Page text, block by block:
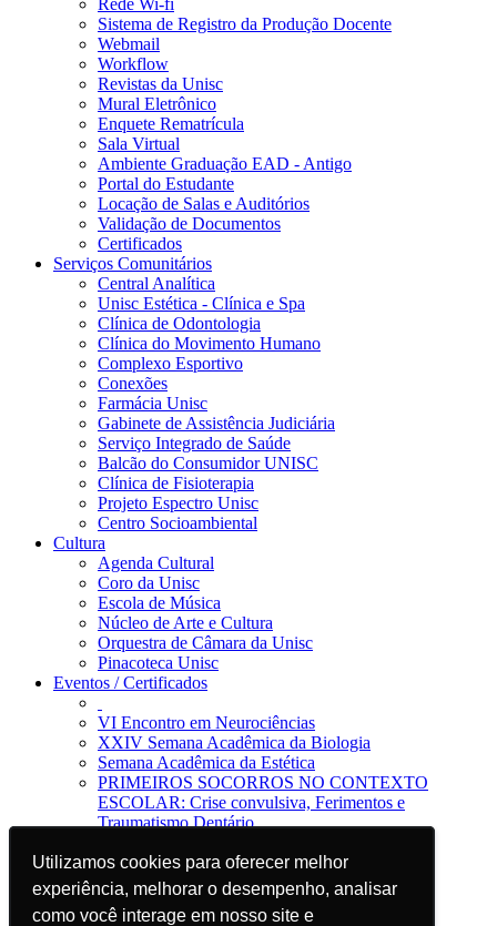
Utilizamos cookies para oferecer melhor
experiência, melhorar o desempenho, analisar
como você interage em nosso site e
Utilizamos cookies para oferecer melhor
experiência, melhorar o desempenho, analisar
como você interage em nosso site e
Rede Wi-fi
Sistema de Registro da Produção Docente
Webmail
Workflow
Revistas da Unisc
Mural Eletrônico
Enquete Rematrícula
Sala Virtual
Ambiente Graduação EAD - Antigo
Portal do Estudante
Locação de Salas e Auditórios
Validação de Documentos
Certificados
Serviços Comunitários
Central Analítica
Unisc Estética - Clínica e Spa
Clínica de Odontologia
Clínica do Movimento Humano
Complexo Esportivo
Conexões
Farmácia Unisc
Gabinete de Assistência Judiciária
Serviço Integrado de Saúde
Balcão do Consumidor UNISC
Clínica de Fisioterapia
Projeto Espectro Unisc
Centro Socioambiental
Cultura
Agenda Cultural
Coro da Unisc
Escola de Música
Núcleo de Arte e Cultura
Orquestra de Câmara da Unisc
Pinacoteca Unisc
Eventos / Certificados
VI Encontro em Neurociências
XXIV Semana Acadêmica da Biologia
Semana Acadêmica da Estética
PRIMEIROS SOCORROS NO CONTEXTO
ESCOLAR: Crise convulsiva, Ferimentos e
Traumatismo Dentário
Jornal da Unisc
Notícias
Imprensa
Blog EAD